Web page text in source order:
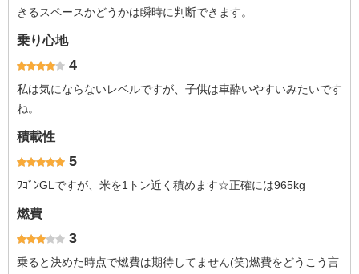
きるスペースかどうかは瞬時に判断できます。
乗り心地
4
私は気にならないレベルですが、子供は車酔いやすいみたいです
ね。
積載性
5
ﾜｺﾞﾝGLですが、米を1トン近く積めます☆正確には965kg
燃費
3
乗ると決めた時点で燃費は期待してません(笑)燃費をどうこう言